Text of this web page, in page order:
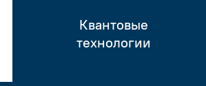
Квантовые
технологии